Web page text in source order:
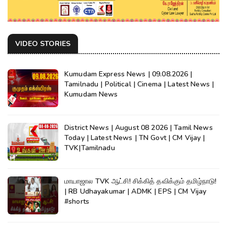
VIDEO STORIES
Kumudam Express News | 09.08.2026 |
Tamilnadu | Political | Cinema | Latest News |
Kumudam News
District News | August 08 2026 | Tamil News
Today | Latest News | TN Govt | CM Vijay |
TVK|Tamilnadu
மாயாஜால TVK ஆட்சி! சிக்கித் தவிக்கும் தமிழ்நாடு!
| RB Udhayakumar | ADMK | EPS | CM Vijay
#shorts